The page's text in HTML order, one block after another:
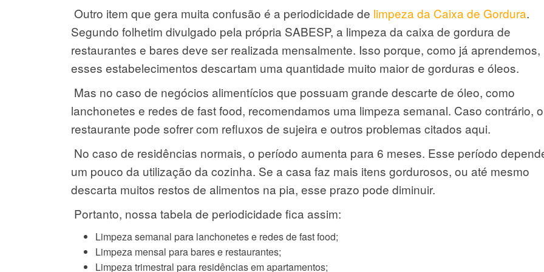
Outro item que gera muita confusão é a periodicidade de limpeza da Caixa de Gordura.
Segundo folhetim divulgado pela própria SABESP, a limpeza da caixa de gordura de
restaurantes e bares deve ser realizada mensalmente. Isso porque, como já aprendemos,
esses estabelecimentos descartam uma quantidade muito maior de gorduras e óleos.
Mas no caso de negócios alimentícios que possuam grande descarte de óleo, como
lanchonetes e redes de fast food, recomendamos uma limpeza semanal. Caso contrário, o
restaurante pode sofrer com refluxos de sujeira e outros problemas citados aqui.
No caso de residências normais, o período aumenta para 6 meses. Esse período
um pouco da utilização da cozinha. Se a casa faz mais itens gordurosos, ou até mesmo
descarta muitos restos de alimentos na pia, esse prazo pode diminuir.
Portanto, nossa tabela de periodicidade fica assim:
Limpeza semanal para lanchonetes e redes de fast food;
Limpeza mensal para bares e restaurantes;
Limpeza trimestral para residências em apartamentos;